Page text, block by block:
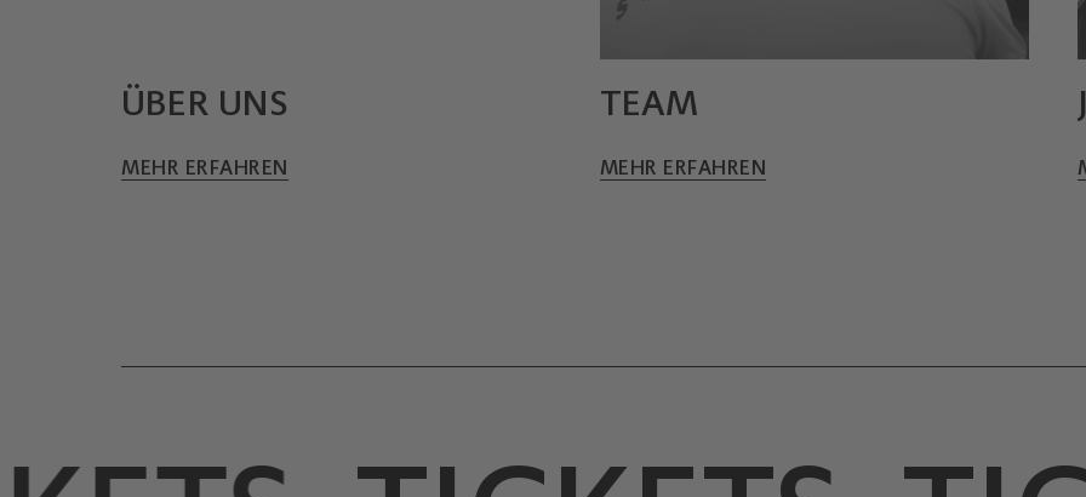
ÜBER UNS
MEHR ERFAHREN
TEAM
MEHR ERFAHREN